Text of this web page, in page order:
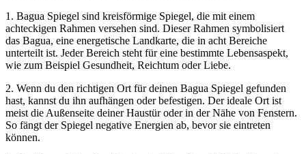
1. Bagua Spiegel sind kreisförmige Spiegel,‍ die mit einem
achteckigen Rahmen versehen sind. ‍Dieser Rahmen symbolisiert
das Bagua,⁣ eine‌ energetische Landkarte, die in acht Bereiche
unterteilt ist. ⁤Jeder Bereich‌ steht für eine bestimmte‌ Lebensaspekt,
wie ⁤zum Beispiel Gesundheit, Reichtum oder Liebe.
2. Wenn du ⁣den richtigen Ort ⁤für deinen​ Bagua Spiegel ​gefunden
hast, kannst⁣ du⁣ ihn aufhängen ‍oder⁢ befestigen.⁣ Der ideale Ort ist
meist die Außenseite deiner‌ Haustür oder in der Nähe von Fenstern.⁣
So fängt der‍ Spiegel​ negative ​Energien ab, bevor sie eintreten​
können.